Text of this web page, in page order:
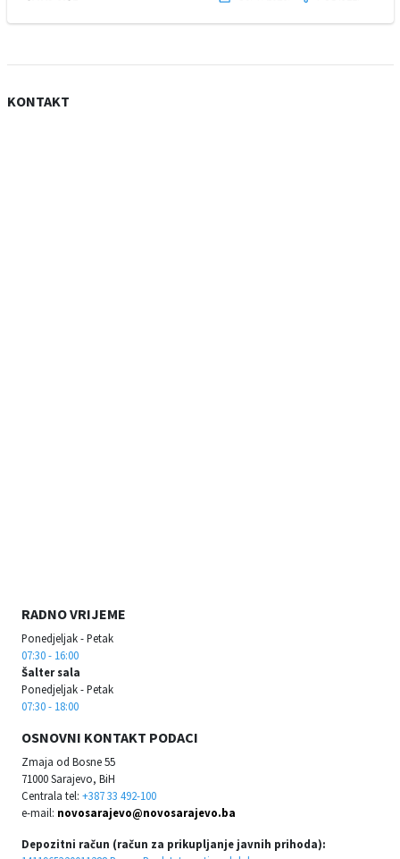
KONTAKT
RADNO VRIJEME
Ponedjeljak - Petak
07:30 - 16:00
Šalter sala
Ponedjeljak - Petak
07:30 - 18:00
OSNOVNI KONTAKT PODACI
Zmaja od Bosne 55
71000 Sarajevo, BiH
Centrala tel: +387 33 492-100
e-mail: novosarajevo@novosarajevo.ba
Depozitni račun (račun za prikupljanje javnih prihoda):